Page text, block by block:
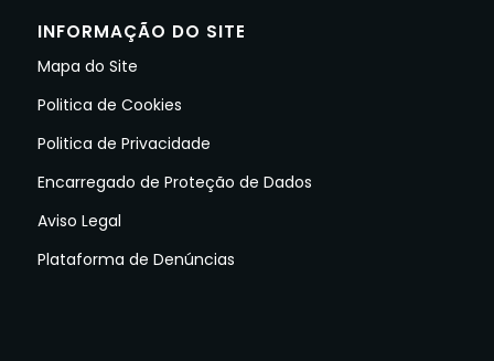
INFORMAÇÃO DO SITE
Mapa do Site
Politica de Cookies
Politica de Privacidade
Encarregado de Proteção de Dados
Aviso Legal
Plataforma de Denúncias